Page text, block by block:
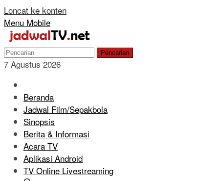
Loncat ke konten
Menu Mobile
Pencarian
7 Agustus 2026
Beranda
Jadwal Film/Sepakbola
Sinopsis
Berita & Informasi
Acara TV
Aplikasi Android
TV Online Livestreaming